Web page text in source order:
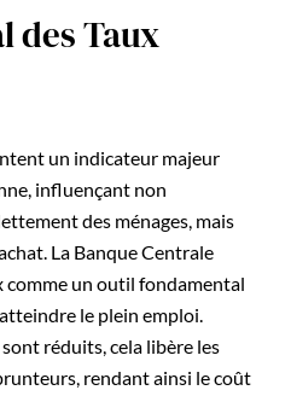
des Taux
un indicateur majeur
influençant non
des ménages, mais
La Banque Centrale
comme un outil fondamental
le plein emploi.
réduits, cela libère les
rendant ainsi le coût